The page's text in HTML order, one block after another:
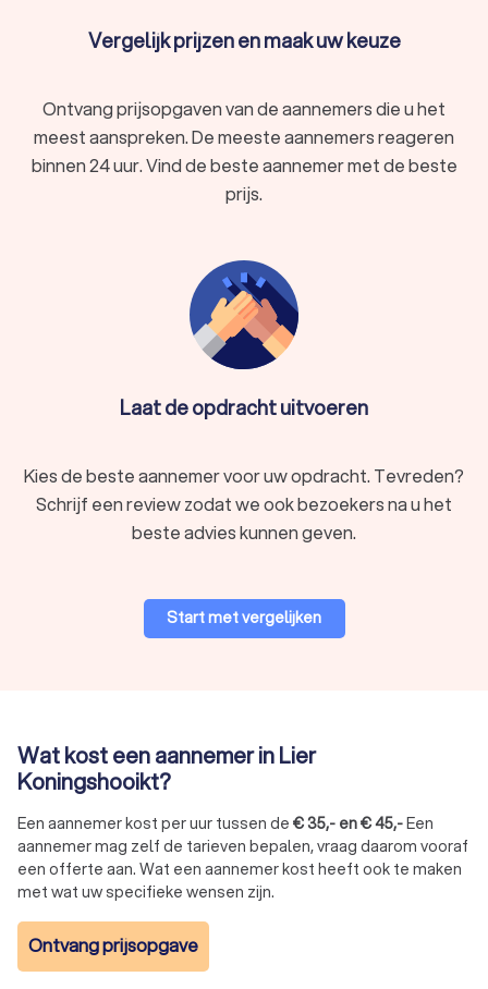
Vergelijk prijzen en maak uw keuze
Ontvang prijsopgaven van de aannemers die u het
meest aanspreken. De meeste aannemers reageren
binnen 24 uur. Vind de beste aannemer met de beste
prijs.
Laat de opdracht uitvoeren
Kies de beste aannemer voor uw opdracht. Tevreden?
Schrijf een review zodat we ook bezoekers na u het
beste advies kunnen geven.
Start met vergelijken
Wat kost een aannemer in Lier
Koningshooikt?
Een aannemer kost per uur tussen de €35,- en€45,-Een
aannemer mag zelf de tarieven bepalen, vraag daarom vooraf
een offerte aan. Wat een aannemer kost heeft ook te maken
met wat uw specifieke wensen zijn.
Ontvang prijsopgave